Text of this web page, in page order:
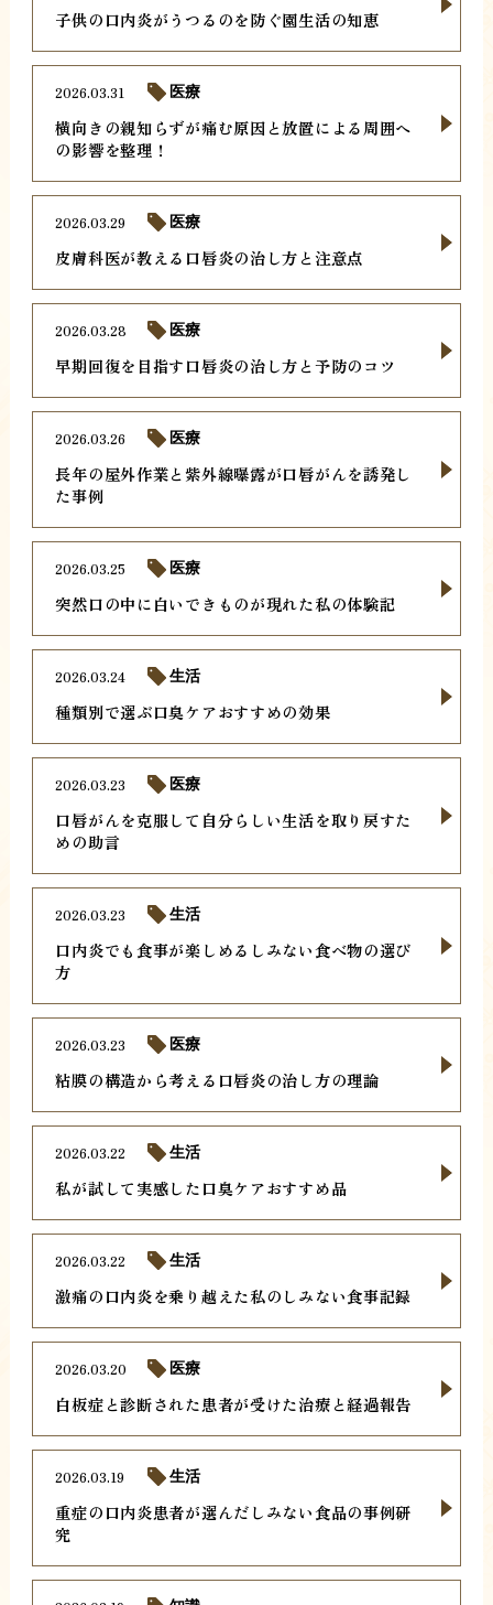
子供の口内炎がうつるのを防ぐ園生活の知恵
横向きの親知らずが痛む原因と放置による周囲へ
の影響を整理！
2026.03.31 医療
皮膚科医が教える口唇炎の治し方と注意点
2026.03.29 医療
早期回復を目指す口唇炎の治し方と予防のコツ
2026.03.28 医療
長年の屋外作業と紫外線曝露が口唇がんを誘発し
た事例
2026.03.26 医療
突然口の中に白いできものが現れた私の体験記
2026.03.25 医療
種類別で選ぶ口臭ケアおすすめの効果
2026.03.24 生活
口唇がんを克服して自分らしい生活を取り戻すた
めの助言
2026.03.23 医療
口内炎でも食事が楽しめるしみない食べ物の選び
方
2026.03.23 生活
粘膜の構造から考える口唇炎の治し方の理論
2026.03.23 医療
私が試して実感した口臭ケアおすすめ品
2026.03.22 生活
激痛の口内炎を乗り越えた私のしみない食事記録
2026.03.22 生活
白板症と診断された患者が受けた治療と経過報告
2026.03.20 医療
重症の口内炎患者が選んだしみない食品の事例研
究
2026.03.19 生活